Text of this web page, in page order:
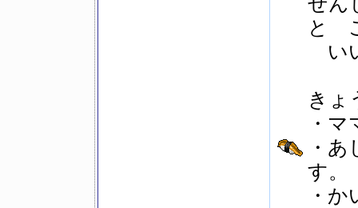
と
い
きょ
・
・
す
・